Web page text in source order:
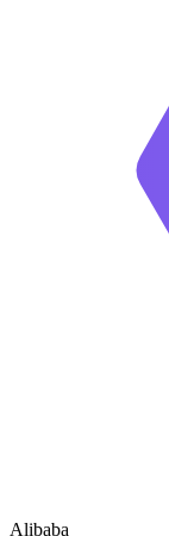
Alibaba